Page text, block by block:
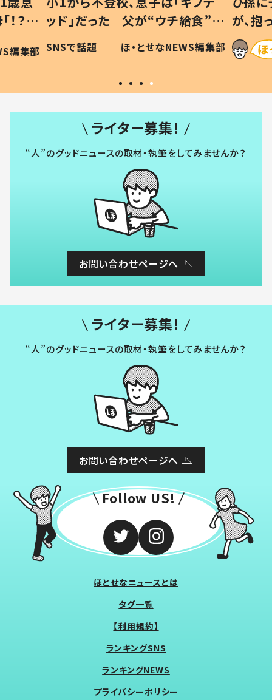
？」
編集部
ッド」だった 父が“ウチ給食”を
作り続ける理由とは #令和の親
#令和の子
SNSで話題 ほ・とせなNEWS編集部
が、
「涙が
い」
ライター募集！
“人”のグッドニュースの取材・執筆をしてみませんか？
お問い合わせページへ
ライター募集！
“人”のグッドニュースの取材・執筆をしてみませんか？
お問い合わせページへ
Follow US!
ほとせなニュースとは
タグ一覧
【利用規約】
ランキングSNS
ランキングNEWS
プライバシーポリシー